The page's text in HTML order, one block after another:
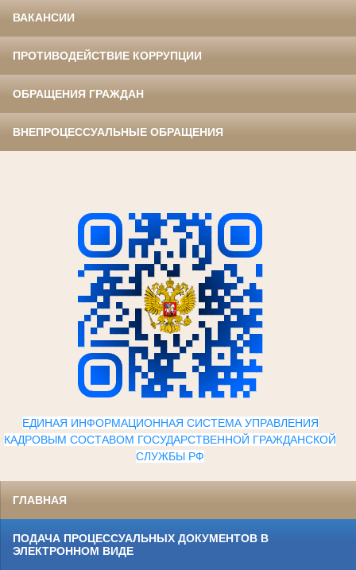
ВАКАНСИИ
ПРОТИВОДЕЙСТВИЕ КОРРУПЦИИ
ОБРАЩЕНИЯ ГРАЖДАН
ВНЕПРОЦЕССУАЛЬНЫЕ ОБРАЩЕНИЯ
ЕДИНАЯ ИНФОРМАЦИОННАЯ СИСТЕМА УПРАВЛЕНИЯ
КАДРОВЫМ СОСТАВОМ ГОСУДАРСТВЕННОЙ ГРАЖДАНСКОЙ
СЛУЖБЫ РФ
ГЛАВНАЯ
ПОДАЧА ПРОЦЕССУАЛЬНЫХ ДОКУМЕНТОВ В
ЭЛЕКТРОННОМ ВИДЕ